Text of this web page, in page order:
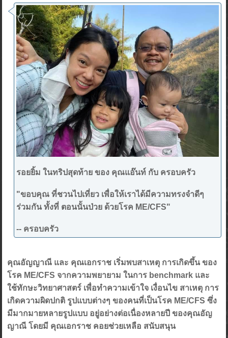
รอยยิ้ม ในทริปสุดท้าย ของ คุณแอ๊นท์ กับ ครอบครัว
"ขอบคุณ ที่ชวนไปเที่ยว เพื่อให้เราได้มีความทรงจำดีๆ
ร่วมกัน ทั้งที่ ตอนนั้นป่วย ด้วยโรค ME/CFS"
-- ครอบครัว
คุณอัญญาณี และ คุณเอกราช เริ่มพบสาเหตุ การเกิดขึ้น ของ
โรค ME/CFS จากความพยายาม ในการ benchmark และ
ใช้ทักษะวิทยาศาสตร์ เพื่อทำความเข้าใจ เงื่อนไข สาเหตุ การ
เกิดความผิดปกติ รูปแบบต่างๆ ของคนที่เป็นโรค ME/CFS ซึ่ง
มีมากมายหลายรูปแบบ อยู่อย่างต่อเนื่องหลายปี ของคุณอัญ
ญาณี โดยมี คุณเอกราช คอยช่วยเหลือ สนับสนุน